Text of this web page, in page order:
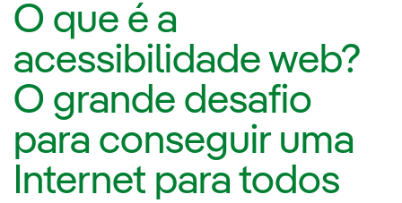
O que é a
acessibilidade web?
O grande desafio
para conseguir uma
Internet para todos